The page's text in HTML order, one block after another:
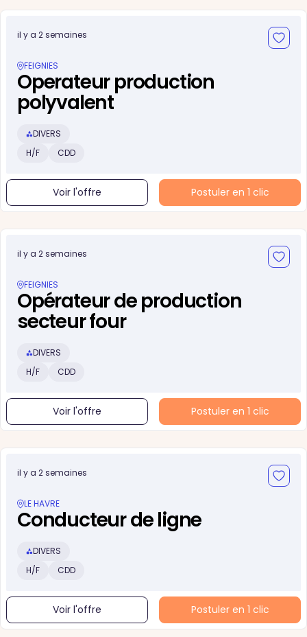
il y a 2 semaines
FEIGNIES
Operateur production
polyvalent
DIVERS
H/F
CDD
Voir l'offre Postuler en 1 clic
il y a 2 semaines
FEIGNIES
Opérateur de production
secteur four
DIVERS
H/F
CDD
Voir l'offre Postuler en 1 clic
il y a 2 semaines
LE HAVRE
Conducteur de ligne
DIVERS
H/F
CDD
Voir l'offre Postuler en 1 clic